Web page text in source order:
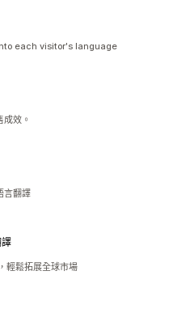
each visitor's language
效。
言翻譯
輕鬆拓展全球市場